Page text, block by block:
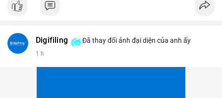
#binancesquare
#vlikevn #titanbot
Digifiling Đã thay đổi ảnh đại diện của anh ấy
1 h